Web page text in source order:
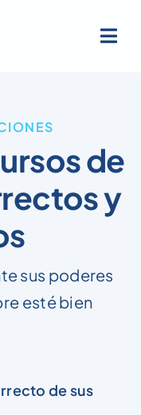
de
y
sus poderes
esté bien
de sus